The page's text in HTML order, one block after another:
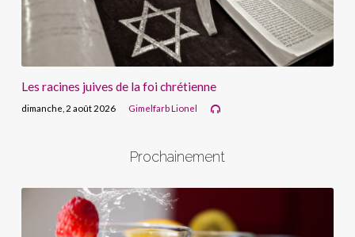
Les racines juives de la foi chrétienne
dimanche, 2 août 2026 Gimelfarb Lionel
Prochainement